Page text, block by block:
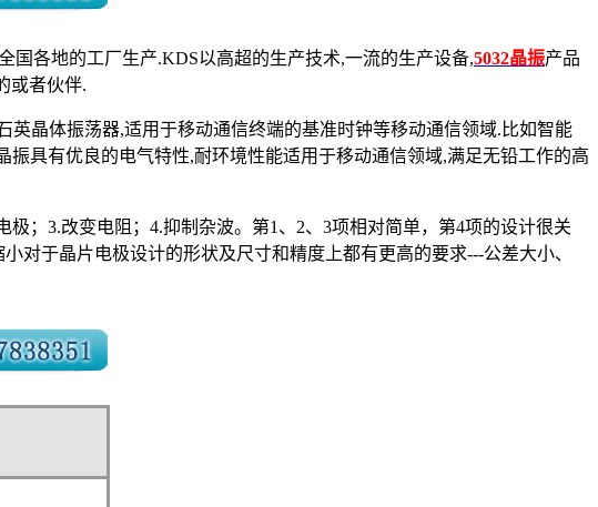
各地的工厂生产.KDS以高超的生产技术,一流的生产设备,5032晶振产品
或者伙伴.
英晶体振荡器,适用于移动通信终端的基准时钟等移动通信领域.比如智能
具有优良的电气特性,耐环境性能适用于移动通信领域,满足无铅工作的高
；3.改变电阻；4.抑制杂波。第1、2、3项相对简单，第4项的设计很关
对于晶片电极设计的形状及尺寸和精度上都有更高的要求---公差大小、